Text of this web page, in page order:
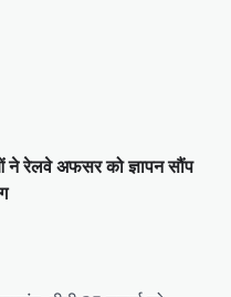
ने रेलवे अफसर को ज्ञापन सौंप